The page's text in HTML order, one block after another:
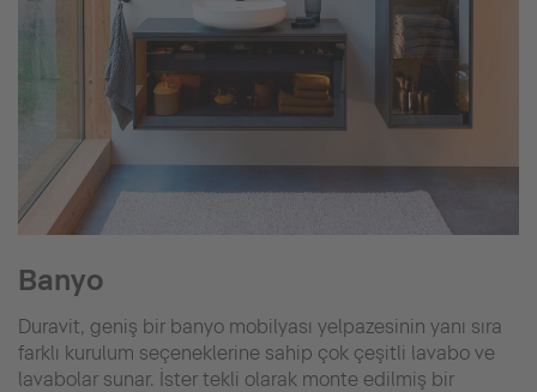
Banyo
Duravit, geniş bir banyo mobilyası yelpazesinin yanı sıra
farklı kurulum seçeneklerine sahip çok çeşitli lavabo ve
lavabolar sunar. İster tekli olarak monte edilmiş bir